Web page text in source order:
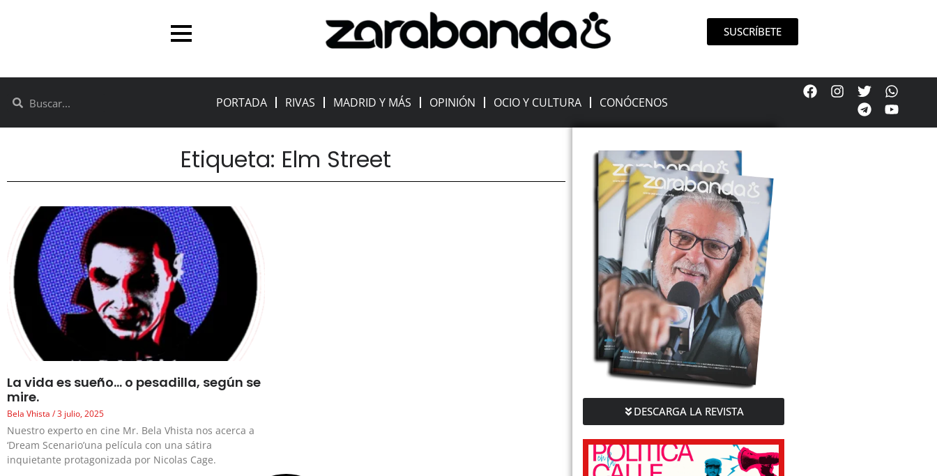
SUSCRÍBETE
PORTADA RIVAS MADRID Y MÁS OPINIÓN OCIO Y CULTURA CONÓCENOS
Etiqueta: Elm Street
La vida es sueño… o pesadilla, según se
mire.
Bela Vhista 3 julio, 2025
Nuestro experto en cine Mr. Bela Vhista nos acerca a
‘Dream Scenario’una película con una sátira
inquietante protagonizada por Nicolas Cage.
DESCARGA LA REVISTA